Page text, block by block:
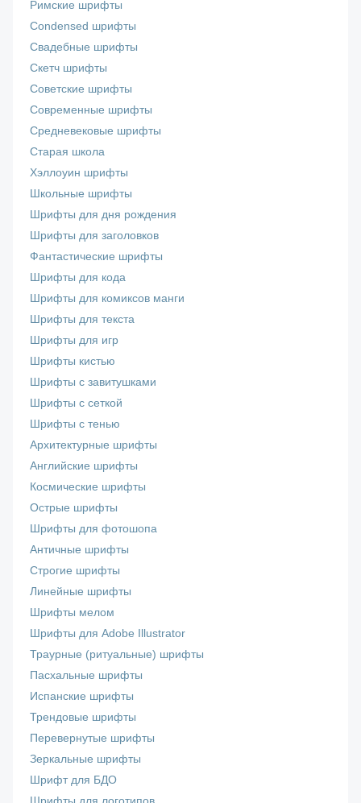
Римские шрифты
Сondensed шрифты
Свадебные шрифты
Скетч шрифты
Советские шрифты
Современные шрифты
Средневековые шрифты
Старая школа
Хэллоуин шрифты
Школьные шрифты
Шрифты для дня рождения
Шрифты для заголовков
Фантастические шрифты
Шрифты для кода
Шрифты для комиксов манги
Шрифты для текста
Шрифты для игр
Шрифты кистью
Шрифты с завитушками
Шрифты с сеткой
Шрифты с тенью
Архитектурные шрифты
Английские шрифты
Космические шрифты
Острые шрифты
Шрифты для фотошопа
Античные шрифты
Строгие шрифты
Линейные шрифты
Шрифты мелом
Шрифты для Adobe Illustrator
Траурные (ритуальные) шрифты
Пасхальные шрифты
Испанские шрифты
Трендовые шрифты
Перевернутые шрифты
Зеркальные шрифты
Шрифт для БДО